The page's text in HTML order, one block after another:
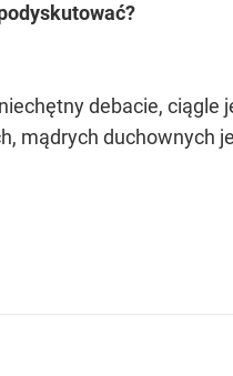
debacie, ciągle
mądrych duchownych